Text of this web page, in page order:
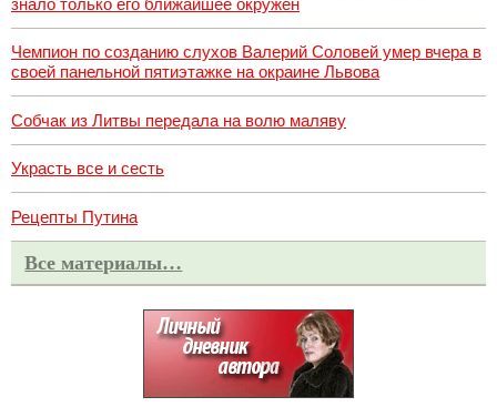
Чемпион по созданию слухов Валерий Соловей умер вчера в
своей панельной пятиэтажке на окраине Львова
Собчак из Литвы передала на волю маляву
Украсть все и сесть
Рецепты Путина
Все материалы…